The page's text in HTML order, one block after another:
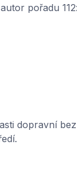
pořadu
dopravní